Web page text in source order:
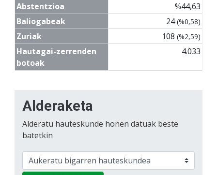
Abstentzioa
%44,63
Baliogabeak
24(%0,58)
Zuriak 108 (%2,59)
Hautagai-zerrenden
botoak
4.033
Alderaketa
Alderatu hauteskunde honen datuak beste
batetkin